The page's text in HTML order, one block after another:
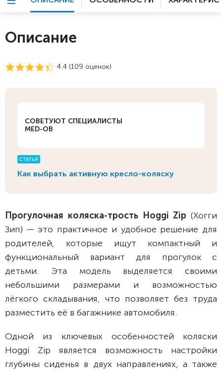
Описание
4.4 (109 оценок)
СОВЕТУЮТ СПЕЦИАЛИСТЫ
MED-OB
СТАТЬЯ
Как выбрать активную кресло-коляску
Прогулочная коляска-трость Hoggi Zip (Хогги
Зип) — это практичное и удобное решение для
родителей, которые ищут компактный и
функциональный вариант для прогулок с
детьми. Эта модель выделяется своими
небольшими размерами и возможностью
лёгкого складывания, что позволяет без труда
разместить её в багажнике автомобиля.
Одной из ключевых особенностей коляски
Hoggi Zip является возможность настройки
глубины сиденья в двух направлениях, а также